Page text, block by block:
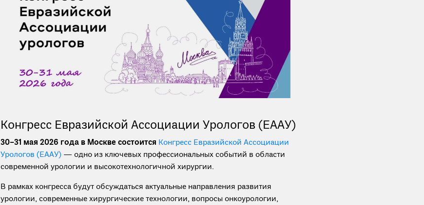
Конгресс Евразийской Ассоциации Урологов (ЕААУ)
30–31 мая 2026 года в Москве состоится Конгресс Евразийской Ассоциации
Урологов (ЕААУ) — одно из ключевых профессиональных событий в области
современной урологии и высокотехнологичной хирургии.
В рамках конгресса будут обсуждаться актуальные направления развития
урологии, современные хирургические технологии, вопросы онкоурологии,